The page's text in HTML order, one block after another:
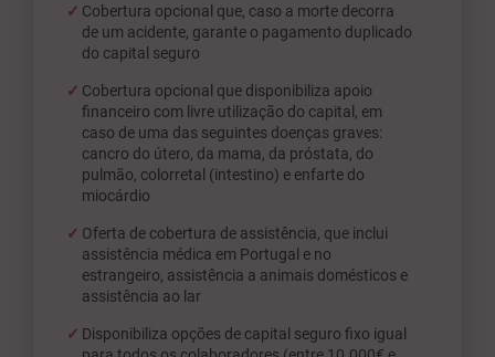
Cobertura opcional que, caso a morte decorra
de um acidente, garante o pagamento duplicado
do capital seguro
Cobertura opcional que disponibiliza apoio
financeiro com livre utilização do capital, em
caso de uma das seguintes doenças graves:
cancro do útero, da mama, da próstata, do
pulmão, colorretal (intestino) e enfarte do
miocárdio
Oferta de cobertura de assistência, que inclui
assistência médica em Portugal e no
estrangeiro, assistência a animais domésticos e
assistência ao lar
Disponibiliza opções de capital seguro fixo igual